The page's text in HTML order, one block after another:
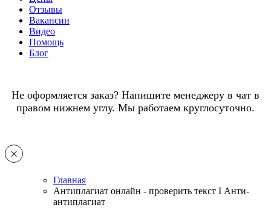
Отзывы
Вакансии
Видео
Помощь
Блог
Не оформляется заказ? Напишите менеджеру в чат в
правом нижнем углу. Мы работаем круглосуточно.
Главная
Антиплагиат онлайн - проверить текст I Анти-
антиплагиат